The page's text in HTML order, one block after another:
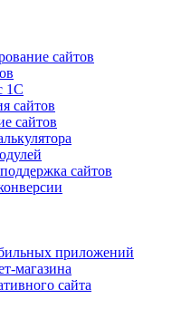
сайтов
1С
сайтов
сайтов
сайтов
приложений
магазина
сайта